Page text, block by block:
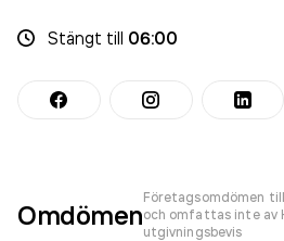
Stängt till 06:00
Omdömen
Företagsomdömen
och omfattas inte av
utgivningsbevis